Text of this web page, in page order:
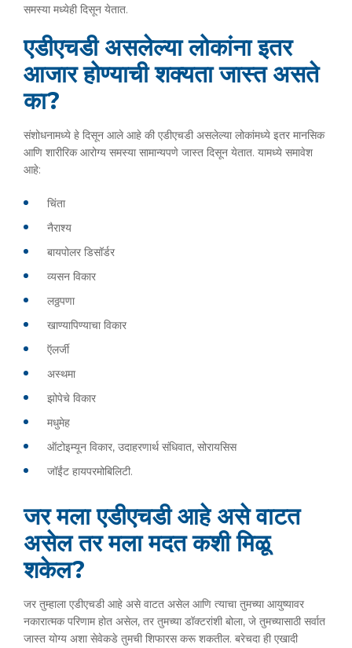
समस्या मध्येही दिसून येतात.
एडीएचडी असलेल्या लोकांना इतर
आजार होण्याची शक्यता जास्त असते
का?
संशोधनामध्ये हे दिसून आले आहे की एडीएचडी असलेल्या लोकांमध्ये इतर मानसिक
आणि शारीरिक आरोग्य समस्या सामान्यपणे जास्त दिसून येतात. यामध्ये समावेश
आहे:
चिंता
नैराश्य
बायपोलर डिसॉर्डर
व्यसन विकार
लठ्ठपणा
खाण्यापिण्याचा विकार
ऍलर्जी
अस्थमा
झोपेचे विकार
मधुमेह
ऑटोइम्यून विकार, उदाहरणार्थ संधिवात, सोरायसिस
जॉईंट हायपरमोबिलिटी.
जर मला एडीएचडी आहे असे वाटत
असेल तर मला मदत कशी मिळू
शकेल?
जर तुम्हाला एडीएचडी आहे असे वाटत असेल आणि त्याचा तुमच्या आयुष्यावर
नकारात्मक परिणाम होत असेल, तर तुमच्या डॉक्टरांशी बोला, जे तुमच्यासाठी सर्वात
जास्त योग्य अशा सेवेकडे तुमची शिफारस करू शकतील. बरेचदा ही एखादी